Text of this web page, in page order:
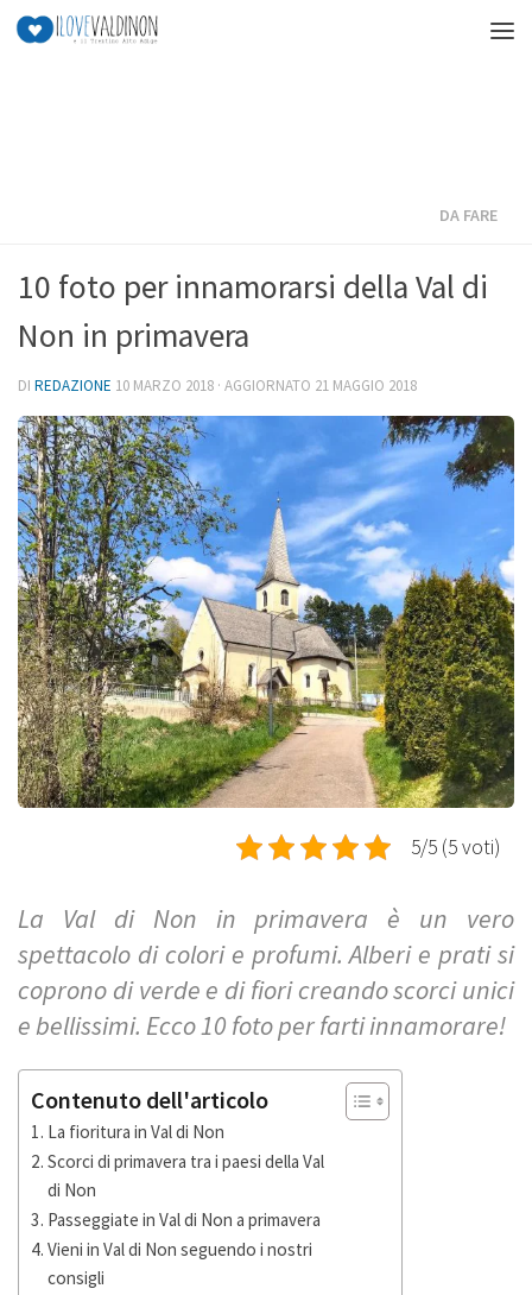
Salta al contenuto
DA FARE
10 foto per innamorarsi della Val di
Non in primavera
DI REDAZIONE 10 MARZO 2018 · AGGIORNATO 21 MAGGIO 2018
5/5 (5 voti)
La Val di Non in primavera è un vero
spettacolo di colori e profumi. Alberi e prati si
coprono di verde e di fiori creando scorci unici
e bellissimi. Ecco 10 foto per farti innamorare!
Contenuto dell'articolo
La fioritura in Val di Non
Scorci di primavera tra i paesi della Val
di Non
Passeggiate in Val di Non a primavera
Vieni in Val di Non seguendo i nostri
consigli